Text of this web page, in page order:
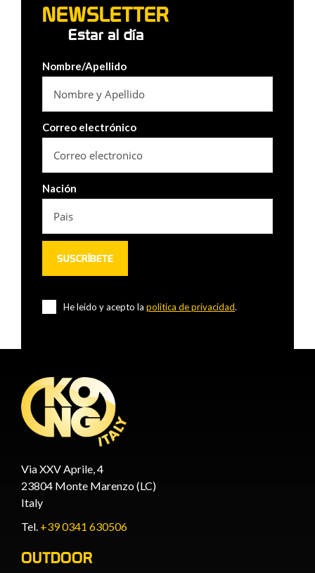
NEWSLETTER
Estar al día
Nombre/Apellido
Correo electrónico
Nación
He leido y acepto la politica de privacidad.
Via XXV Aprile, 4
23804 Monte Marenzo (LC)
Italy
Tel. +39 0341 630506
OUTDOOR